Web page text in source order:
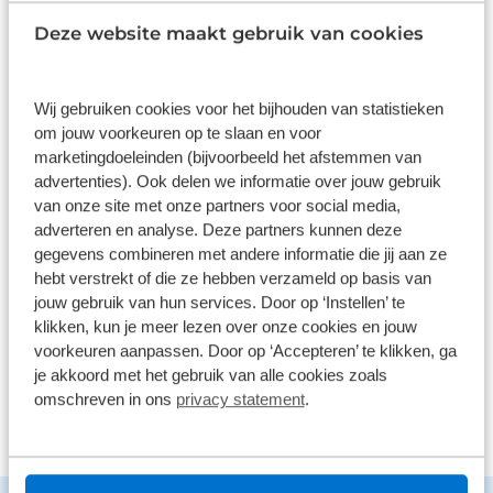
Deze website maakt gebruik van cookies
Wij gebruiken cookies voor het bijhouden van statistieken
om jouw voorkeuren op te slaan en voor
marketingdoeleinden (bijvoorbeeld het afstemmen van
advertenties). Ook delen we informatie over jouw gebruik
van onze site met onze partners voor social media,
adverteren en analyse. Deze partners kunnen deze
gegevens combineren met andere informatie die jij aan ze
hebt verstrekt of die ze hebben verzameld op basis van
jouw gebruik van hun services. Door op ‘Instellen’ te
klikken, kun je meer lezen over onze cookies en jouw
voorkeuren aanpassen. Door op ‘Accepteren’ te klikken, ga
je akkoord met het gebruik van alle cookies zoals
omschreven in ons privacy statement.
9,0
5 1168 reviews
4 290 reviews
3 61 reviews
2 41 reviews
1 26 reviews
Bekijk alle reviews